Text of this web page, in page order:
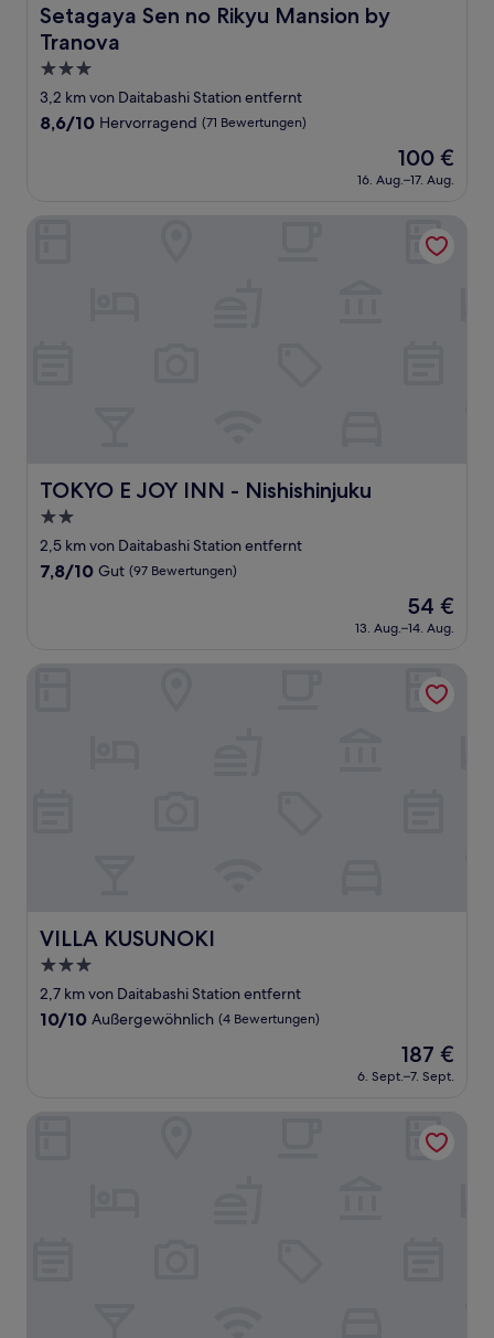
Setagaya Sen no Rikyu Mansion by
Tranova
Setagaya Sen no Rikyu Mansion by Tranova
3.0-
Sterne-
Unterkunft
3,2 km von Daitabashi Station entfernt
8.6
Bewertungen)
8,6/10 Hervorragend (71 Bewertungen)
Der
Preis
beträgt
100 €
16. Aug.–17. Aug.
TOKYO E JOY INN - Nishishinjuku
TOKYO E JOY INN - Nishishinjuku
2.0-
Sterne-
Unterkunft
2,5 km von Daitabashi Station entfernt
7.8
Bewertungen)
7,8/10 Gut (97 Bewertungen)
Der
Preis
beträgt
54 €
13. Aug.–14. Aug.
VILLA KUSUNOKI
VILLA KUSUNOKI
3.0-
Sterne-
Unterkunft
2,7 km von Daitabashi Station entfernt
10.0
Bewertungen)
10/10 Außergewöhnlich (4 Bewertungen)
Der
Preis
beträgt
187 €
6. Sept.–7. Sept.